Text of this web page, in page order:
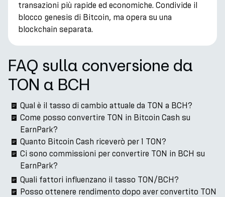
transazioni più rapide ed economiche. Condivide il
blocco genesis di Bitcoin, ma opera su una
blockchain separata.
FAQ sulla conversione da
TON a BCH
Qual è il tasso di cambio attuale da TON a BCH?
Come posso convertire TON in Bitcoin Cash su
EarnPark?
Quanto Bitcoin Cash riceverò per 1 TON?
Ci sono commissioni per convertire TON in BCH su
EarnPark?
Quali fattori influenzano il tasso TON/BCH?
Posso ottenere rendimento dopo aver convertito TON